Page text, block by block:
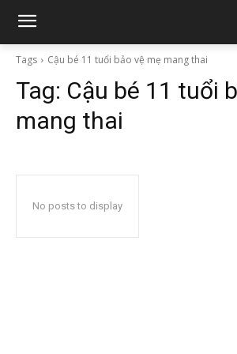
Tags Cậu bé 11 tuổi bảo vệ mẹ mang thai
Tag: Cậu bé 11 tuổi
mang thai
No posts to display